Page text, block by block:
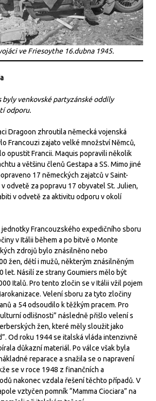
ve Friesoythe 16.dubna 1945.
byly venkovské partyzánské oddíly
odporu.
Dragoon zhroutila německá vojenská
Francouzi zajato velké množství Němců,
opustit Francii. Maquis popravili několik
a většinu členů Gestapa a SS. Mimo jiné
17 německých zajatců v Saint-
odvetě za popravu 17 obyvatel St. Julien,
v odvetě za aktivitu odporu v okolí
jednotky Francouzského expedičního sboru
v Itálii během a po bitvě o Monte
zdrojů bylo znásilněno nebo
žen, dětí i mužů, některým znásilněným
let. Násilí ze strany Goumiers mělo být
Italů. Pro tento zločin se v Itálii vžil pojem
Velení sboru za tyto zločiny
a 54 odsoudilo k těžkým pracem. Pro
odlišnosti” následně přišlo velení s
žen, které měly sloužit jako
Od roku 1944 se italská vláda intenzivně
důkazní materiál. Po válce však byla
reparace a snažila se o napravení
se v roce 1948 z finančních a
nakonec vzdala řešení těchto případů. V
vztyčen pomník “Mamma Ciociara” na